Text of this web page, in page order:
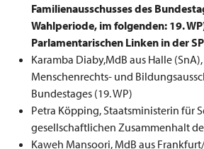
Familienausschusses des
Wahlperiode, im folgenden: 19.
Parlamentarischen Linken in der
Karamba Diaby,MdB aus Halle
Menschenrechts- und
Bundestages (19. WP)
Petra Köpping, Staatsministerin für
gesellschaftlichen Zusammenhalt
Kaweh Mansoori, MdB aus